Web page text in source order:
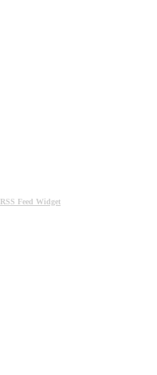
RSS Feed Widget